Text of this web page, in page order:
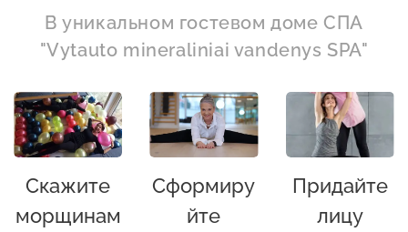
В уникальном гостевом доме СПА
"Vytauto mineraliniai vandenys SPA"
Скажите
морщинам
Сформиру
йте
Придайте
лицу